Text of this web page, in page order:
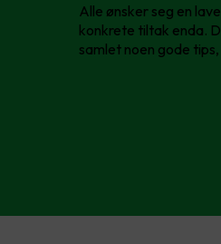
Alle ønsker seg en
konkrete tiltak enda.
samlet noen gode